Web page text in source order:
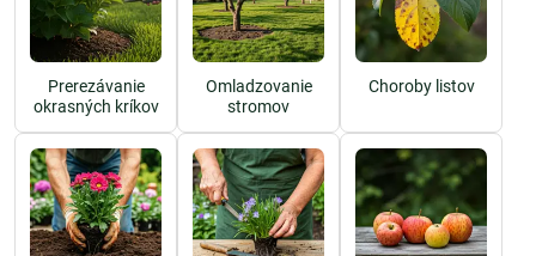
Prerezávanie
okrasných kríkov
Omladzovanie
stromov
Choroby listov